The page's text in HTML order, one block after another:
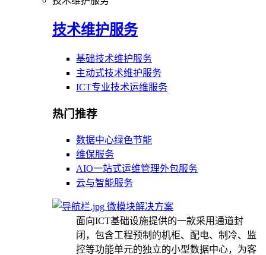
技术维护服务
基础技术维护服务
主动式技术维护服务
ICT专业技术运维服务
热门推荐
数据中心绿色节能
维保服务
AIO一站式运维管理外包服务
云与智能服务
微模块解决方案
面向ICT基础设施提供的一款采用通道封
闭，包含工程预制的机柜、配电、制冷、监
控等功能单元的独立的小型数据中心，为客